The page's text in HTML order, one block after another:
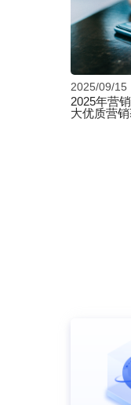
2025/09/15
2025年营
大优质营